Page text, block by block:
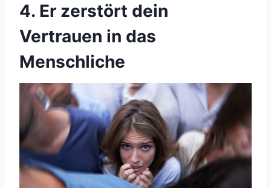
4. Er zerstört dein
Vertrauen in das
Menschliche